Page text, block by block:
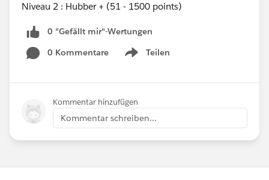
Niveau 2 : Hubber + (51 - 1500 points)
0 "Gefällt mir"-Wertungen
0 Kommentare
Teilen
Show menu
Kommentar hinzufügen
Kommentar schreiben...